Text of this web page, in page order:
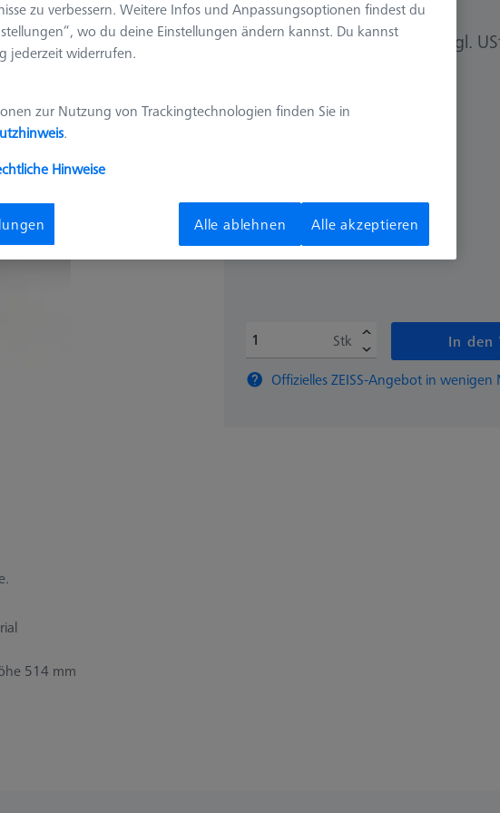
zzgl.
Verfügbar
Stk
In den
Offizielles ZEISS-Angebot in
514 mm
zu verbessern. Weitere Infos und Anpassungsoptionen findest du
wo du deine Einstellungen ändern kannst. Du kannst
jederzeit widerrufen.
zur Nutzung von Trackingtechnologien finden Sie in
.
Hinweise
Alle ablehnen Alle akzeptieren